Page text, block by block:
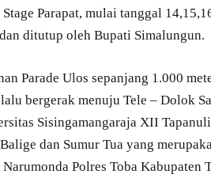
Parapat, mulai tanggal
ditutup oleh Bupati Simalungun.
Parade Ulos sepanjang 1.000
bergerak menuju Tele – Dolok
Sisingamangaraja XII
dan Sumur Tua yang
Polres Toba Kabupaten